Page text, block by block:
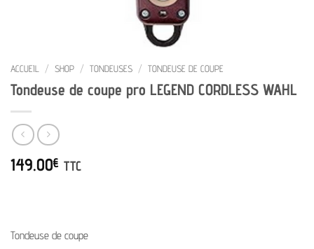
ACCUEIL / SHOP / TONDEUSES / TONDEUSE DE COUPE
Tondeuse de coupe pro LEGEND CORDLESS WAHL
149.00€ TTC
Tondeuse de coupe